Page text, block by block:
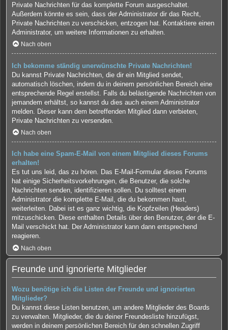
Private Nachrichten für das komplette Forum ausgeschaltet.
Außerdem könnte es sein, dass der Administrator dir das Recht,
Private Nachrichten zu verschicken, entzogen hat. Kontaktiere einen
Administrator, um weitere Informationen zu erhalten.
Nach oben
Ich bekomme ständig unerwünschte Private Nachrichten!
Du kannst Private Nachrichten, die dir ein Mitglied sendet,
automatisch löschen, indem du in deinem persönlichen Bereich eine
entsprechende Regel erstellst. Falls du belästigende Nachrichten von
jemandem erhältst, so kannst du dies auch einem Administrator
melden. Dieser kann dem betreffenden Mitglied dann verbieten,
Private Nachrichten zu versenden.
Nach oben
Ich habe eine Spam-E-Mail von einem Mitglied dieses Forums
erhalten!
Es tut uns leid, das zu hören. Das E-Mail-Formular dieses Forums
hat einige Sicherheitsvorkehrungen, die Benutzer, die solche
Nachrichten senden, identifizieren sollen. Du solltest einem
Administrator die komplette E-Mail, die du bekommen hast,
weiterleiten. Dabei ist es ganz wichtig, die Kopfzeilen (Headers)
mitzuschicken. Diese enthalten Details über den Benutzer, der die E-
Mail verschickt hat. Der Administrator kann dann entsprechend
reagieren.
Nach oben
Freunde und ignorierte Mitglieder
Wozu benötige ich die Listen der Freunde und ignorierten
Mitglieder?
Du kannst diese Listen benutzen, um andere Mitglieder des Boards
zu verwalten. Mitglieder, die du deiner Freundesliste hinzufügst,
werden in deinem persönlichen Bereich für den schnellen Zugriff